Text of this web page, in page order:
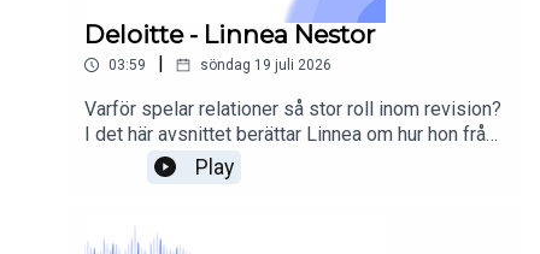
Deloitte - Linnea Nestor
03:59 söndag 19 juli 2026
Varför spelar relationer så stor roll inom revision?
I det här avsnittet berättar Linnea om hur hon från
småländska skogar hamnade på årsstämmor hos
Sveriges största företag – och varför det är
Play